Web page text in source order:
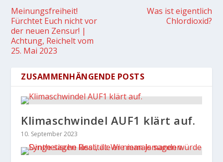
Meinungsfreiheit!
Fürchtet Euch nicht vor
der neuen Zensur! |
Achtung, Reichelt vom
25. Mai 2023
Was ist eigentlich
Chlordioxid?
ZUSAMMENHÄNGENDE POSTS
Klimaschwindel AUF1 klärt auf.
10. September 2023